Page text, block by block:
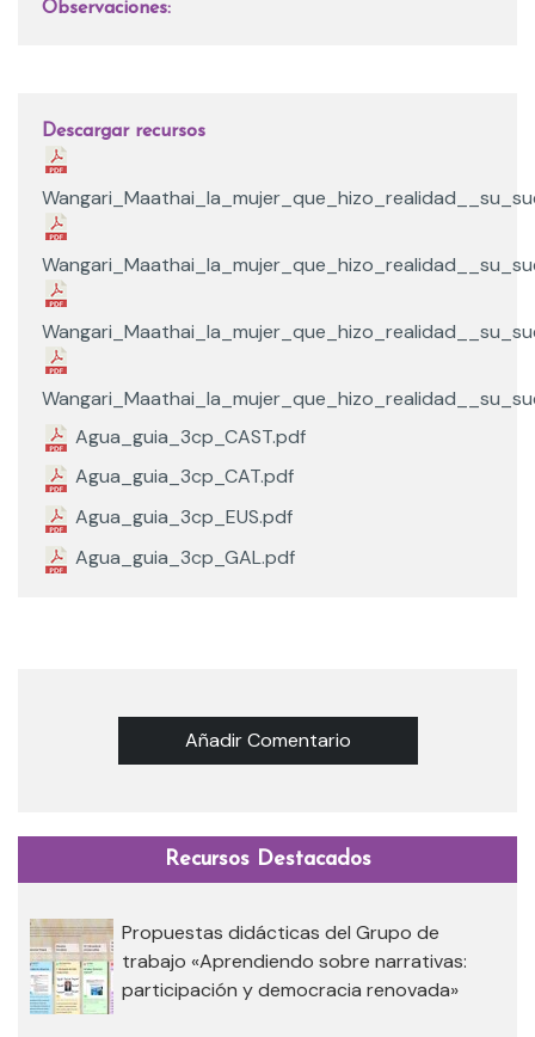
Observaciones:
Descargar recursos
Agua_guia_3cp_CAST.pdf
Agua_guia_3cp_CAT.pdf
Agua_guia_3cp_EUS.pdf
Agua_guia_3cp_GAL.pdf
Añadir Comentario
Recursos Destacados
Propuestas didácticas del Grupo de
trabajo «Aprendiendo sobre narrativas:
participación y democracia renovada»